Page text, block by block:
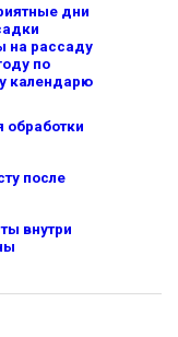
дни
на рассаду
по
календарю
после
внутри